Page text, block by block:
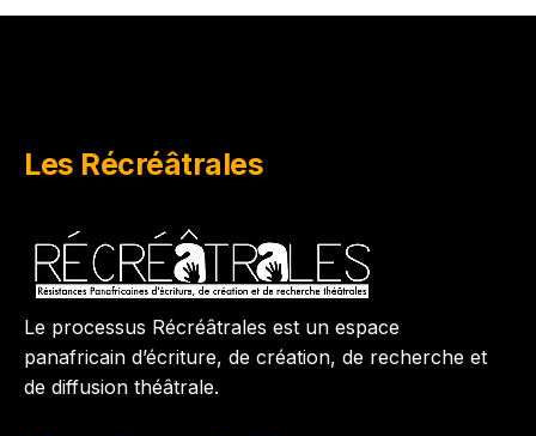
Les Récréâtrales
Le processus Récréâtrales est un espace
panafricain d’écriture, de création, de recherche et
de diffusion théâtrale.